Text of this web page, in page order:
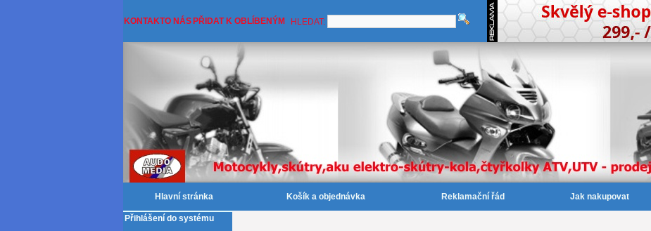
KONTAKTO NÁS PŘIDAT K OBLÍBENÝM HLEDAT:
Hlavní stránka Košík a objednávka Reklamační řád Jak nakupovat
Přihlášení do systému